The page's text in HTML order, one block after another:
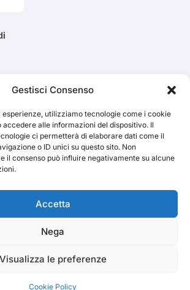
Gestisci Consenso
utilizziamo tecnologie come i cookie
alle informazioni del dispositivo. Il
ci permetterà di elaborare dati come il
o ID unici su questo sito. Non
il consenso può influire negativamente su alcune
Accetta
Nega
Visualizza le preferenze
Cookie Policy
Cerca
TRAKS
indipendente ed emergente